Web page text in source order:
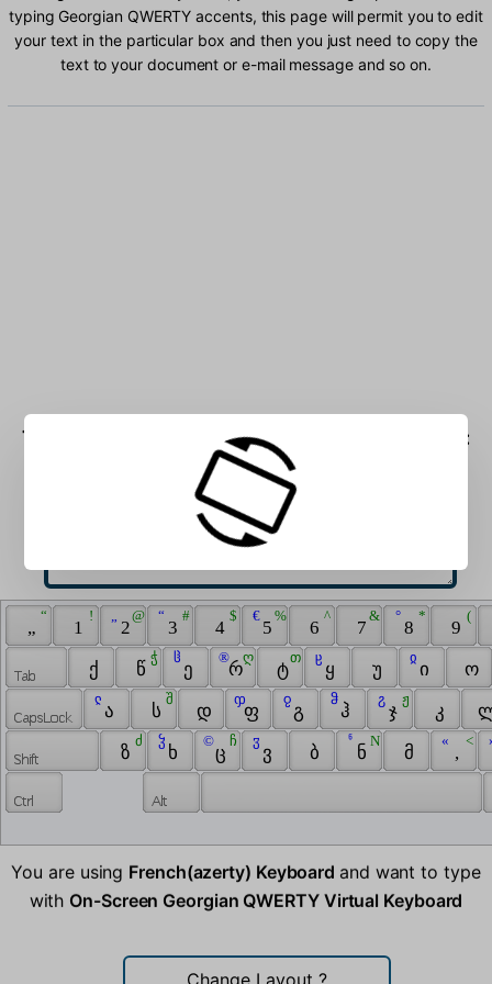
typing Georgian QWERTY accents, this page will permit you to edit
your text in the particular box and then you just need to copy the
text to your document or e-mail message and so on.
Type Georgian QWERTY characters into the box:
„
“
1
!
2
@
3
#
“
4
$
5
%
€
6
^
7
&
8
*
°
9
(
ქ წ
ჭ
ე
ჱ
რ
ღ
®
ტ
თ
ყ
ჸ
უ ი
ჲ
ო
ა
ჺ
ს
შ
დ ფ
ჶ
გ
ჹ
ჰ
ჵ
ჯ
ჟ
ჷ
კ
ზ
ძ
ხ
ჴ
ც
ჩ
©
ვ
ჳ
ბ ნ
N
ჼ
მ ,
<
«
You are using French(azerty) Keyboard and want to type
with On-Screen Georgian QWERTY Virtual Keyboard
Change Layout ?